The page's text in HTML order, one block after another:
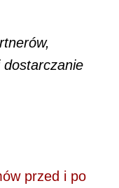
dostarczanie
przed i po